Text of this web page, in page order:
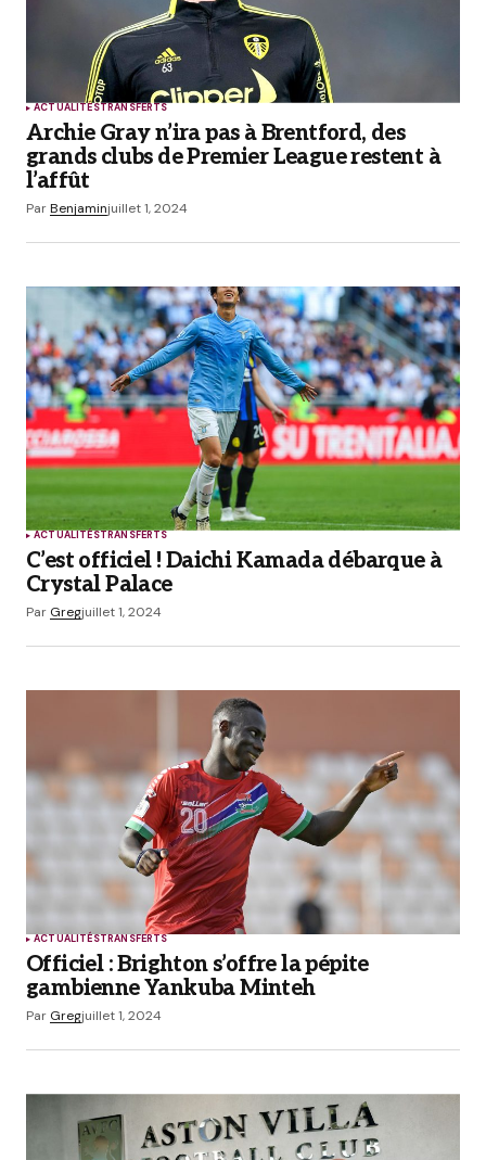
ACTUALITÉSTRANSFERTS
Archie Gray n’ira pas à Brentford, des
grands clubs de Premier League restent à
l’affût
ParBenjaminjuillet 1, 2024
ACTUALITÉSTRANSFERTS
C’est officiel ! Daichi Kamada débarque à
Crystal Palace
Par Gregjuillet 1, 2024
ACTUALITÉSTRANSFERTS
Officiel : Brighton s’offre la pépite
gambienne Yankuba Minteh
Par Gregjuillet 1, 2024